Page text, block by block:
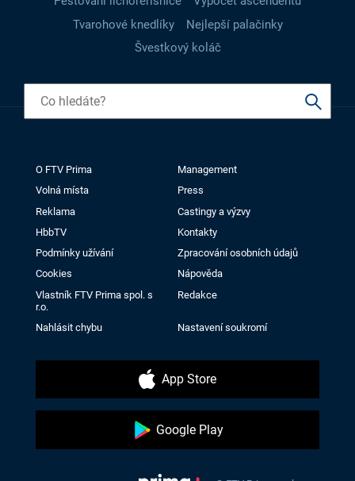
Tvarohové knedlíky
Nejlepší palačinky
Švestkový koláč
O FTV Prima
Management
Volná místa
Press
Reklama
Castingy a výzvy
HbbTV
Kontakty
Podmínky užívání
Zpracování osobních údajů
Cookies
Nápověda
Vlastník FTV Prima spol. s
r.o.
Redakce
Nahlásit chybu Nastavení soukromí
App Store
Google Play